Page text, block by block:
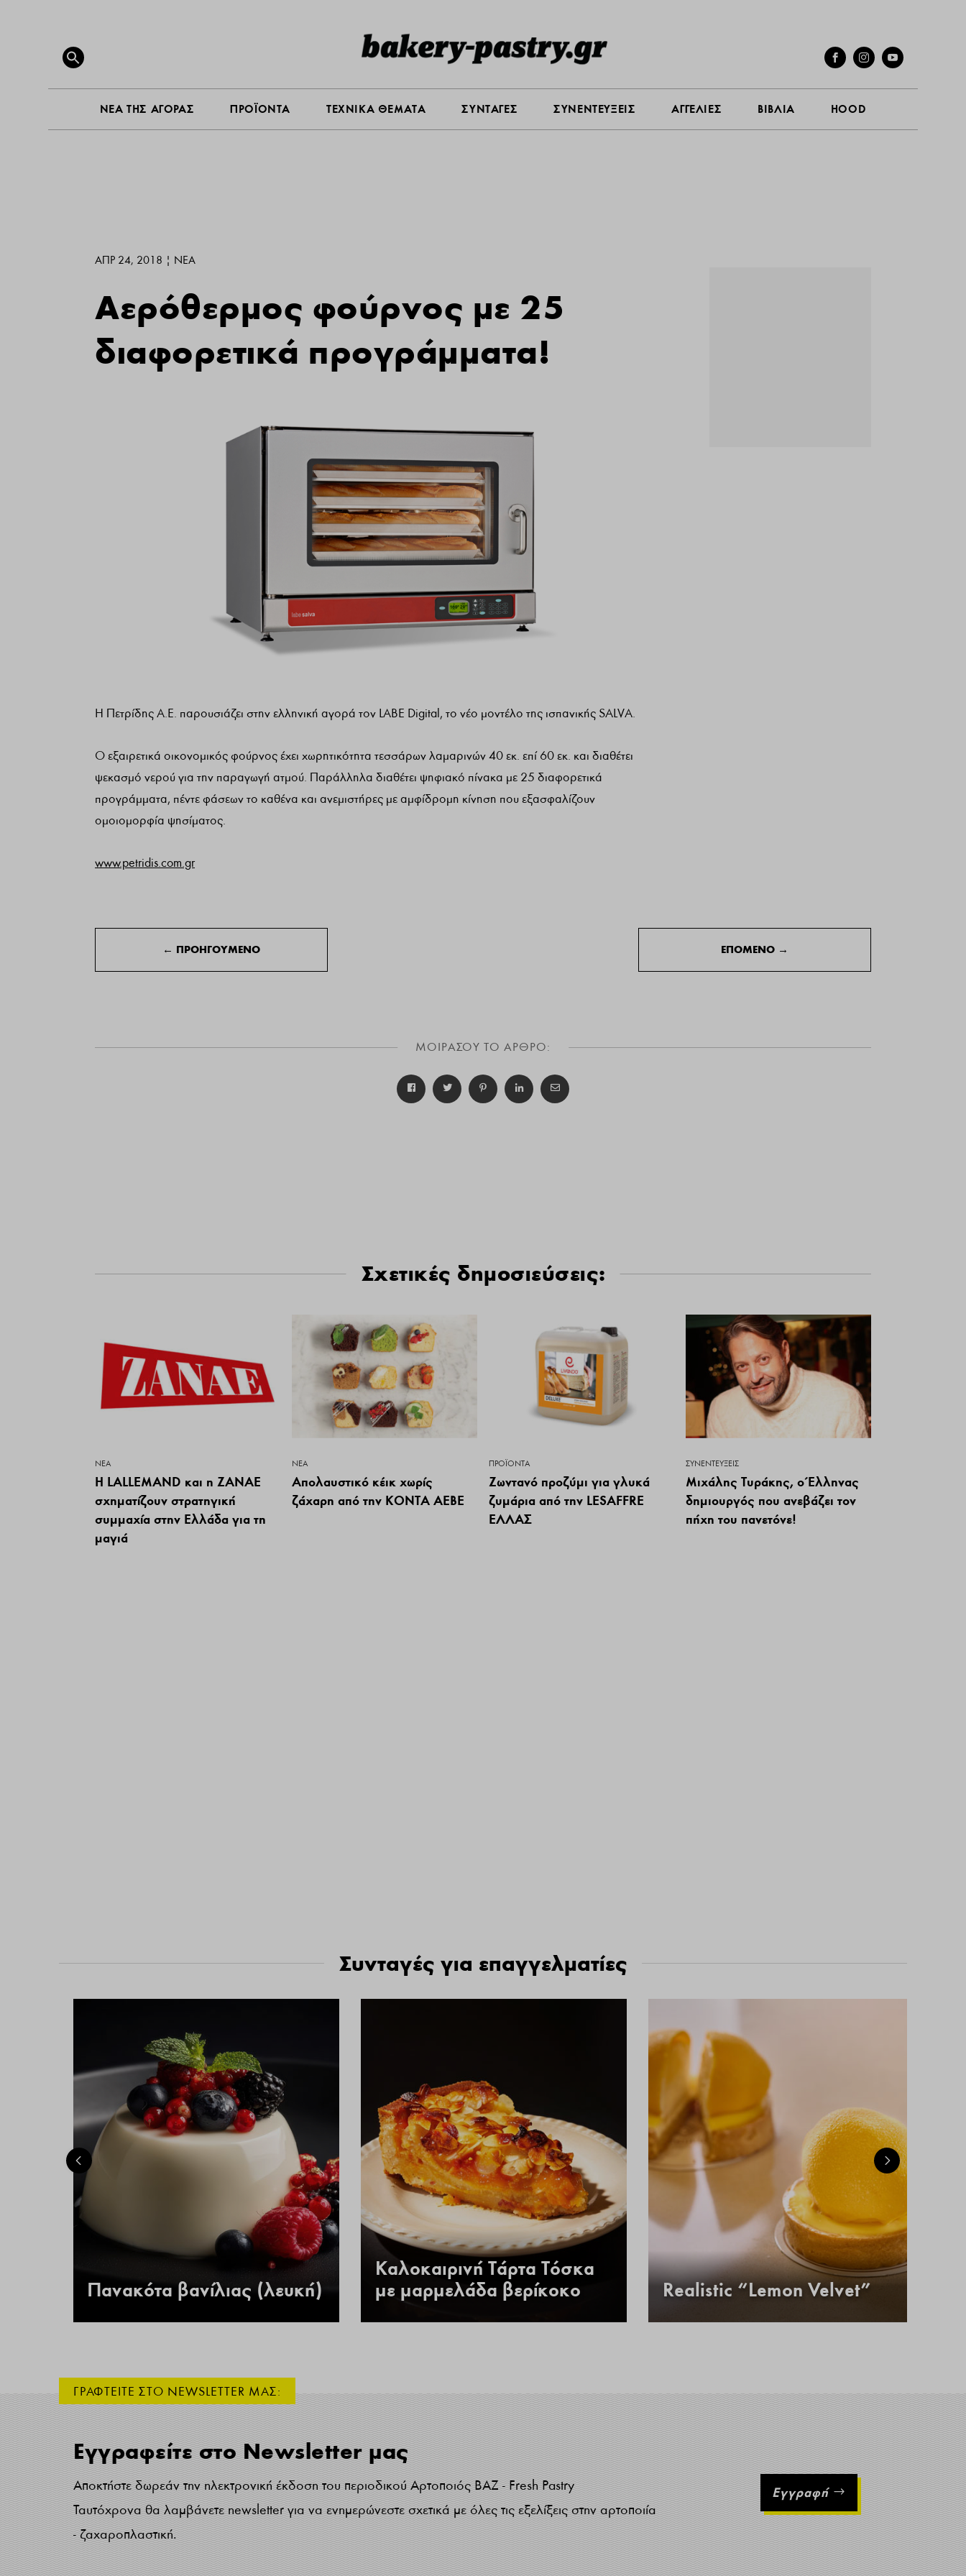
Search
for:
SEARCH BUTTON
ΝΕΑ ΤΗΣ ΑΓΟΡΑΣ ΠΡΟΪΟΝΤΑ ΤΕΧΝΙΚΑ ΘΕΜΑΤΑ ΣΥΝΤΑΓΕΣ ΣΥΝΕΝΤΕΥΞΕΙΣ ΑΓΓΕΛΙΕΣ ΒΙΒΛΙΑ HOOD
HOOD
ΑΠΡ 24, 2018 | ΝΕΑ
Αερόθερμος φούρνος με 25
διαφορετικά προγράμματα!
H Πετρίδης Α.Ε. παρουσιάζει στην ελληνική αγορά τον LABE Digital, το νέο μοντέλο της ισπανικής SALVA.
Ο εξαιρετικά οικονομικός φούρνος έχει χωρητικότητα τεσσάρων λαμαρινών 40 εκ. επί 60 εκ. και διαθέτει
ψεκασμό νερού για την παραγωγή ατμού. Παράλληλα διαθέτει ψηφιακό πίνακα με 25 διαφορετικά
προγράμματα, πέντε φάσεων το καθένα και ανεμιστήρες με αμφίδρομη κίνηση που εξασφαλίζουν
ομοιομορφία ψησίματος.
www.petridis.com.gr
← ΠΡΟΗΓΟΥΜΕΝΟ ΕΠΟΜΕΝΟ →
ΜΟΙΡΑΣΟΥ ΤΟ ΑΡΘΡΟ:
Σχετικές δημοσιεύσεις:
ΝΕΑ
Η LALLEMAND και η ΖΑΝΑΕ
σχηματίζουν στρατηγική
συμμαχία στην Ελλάδα για τη
μαγιά
ΝΕΑ
Απολαυστικό κέικ χωρίς
ζάχαρη από την KONTA AEBE
ΠΡΟΪΌΝΤΑ
Ζωντανό προζύμι για γλυκά
ζυμάρια από την LESAFFRE
ΕΛΛΑΣ
ΣΥΝΕΝΤΕΎΞΕΙΣ
Μιχάλης Τυράκης, o Έλληνας
δημιουργός που ανεβάζει τον
πήχη του πανετόνε!
Συνταγές για επαγγελματίες
Πανακότα βανίλιας (λευκή)
Καλοκαιρινή Τάρτα Τόσκα
με μαρμελάδα βερίκοκο
Realistic “Lemon Velvet”
ΓΡΑΦΤΕΙΤΕ ΣΤΟ NEWSLETTER ΜΑΣ:
Εγγραφείτε στο Newsletter μας
Αποκτήστε δωρεάν την ηλεκτρονική έκδοση του περιοδικού Αρτοποιός ΒΑΖ - Fresh Pastry
Ταυτόχρονα θα λαμβάνετε newsletter για να ενημερώνεστε σχετικά με όλες τις εξελίξεις στην αρτοποιία
- ζαχαροπλαστική.
Εγγραφή